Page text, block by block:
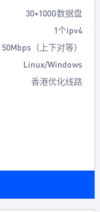
30+100G数据盘
1个ipv4
50Mbps（上下对等）
Linux/Windows
香港优化线路